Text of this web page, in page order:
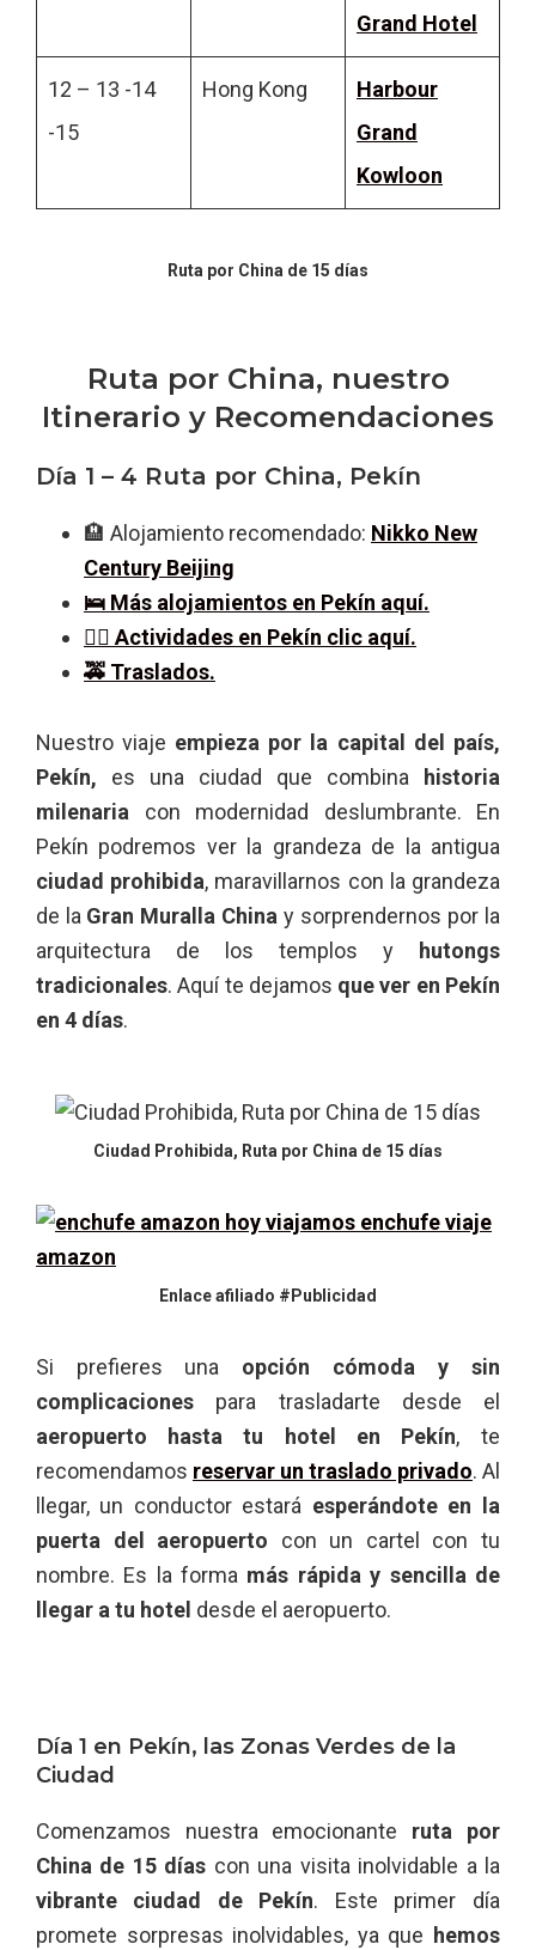
Grand Hotel
12 – 13 -14
-15
Hong Kong
Harbour
Grand
Kowloon
Ruta por China de 15 días
Ruta por China, nuestro
Itinerario y Recomendaciones
Día 1 – 4 Ruta por China, Pekín
🏨 Alojamiento recomendado: Nikko New
Century Beijing
🛌 Más alojamientos en Pekín aquí.
🚶‍♀️ Actividades en Pekín clic aquí.
🚕 Traslados.
Nuestro viaje empieza por la capital del país,
Pekín, es una ciudad que combina historia
milenaria con modernidad deslumbrante. En
Pekín podremos ver la grandeza de la antigua
ciudad prohibida, maravillarnos con la grandeza
de la Gran Muralla China y sorprendernos por la
arquitectura de los templos y hutongs
tradicionales. Aquí te dejamos que ver en Pekín
en 4 días.
Ciudad Prohibida, Ruta por China de 15 días
Enlace afiliado #Publicidad
Si prefieres una opción cómoda y sin
complicaciones para trasladarte desde el
aeropuerto hasta tu hotel en Pekín, te
recomendamos reservar un traslado privado. Al
llegar, un conductor estará esperándote en la
puerta del aeropuerto con un cartel con tu
nombre. Es la forma más rápida y sencilla de
llegar a tu hotel desde el aeropuerto.
Día 1 en Pekín, las Zonas Verdes de la
Ciudad
Comenzamos nuestra emocionante ruta por
China de 15 días con una visita inolvidable a la
vibrante ciudad de Pekín. Este primer día
promete sorpresas inolvidables, ya que hemos